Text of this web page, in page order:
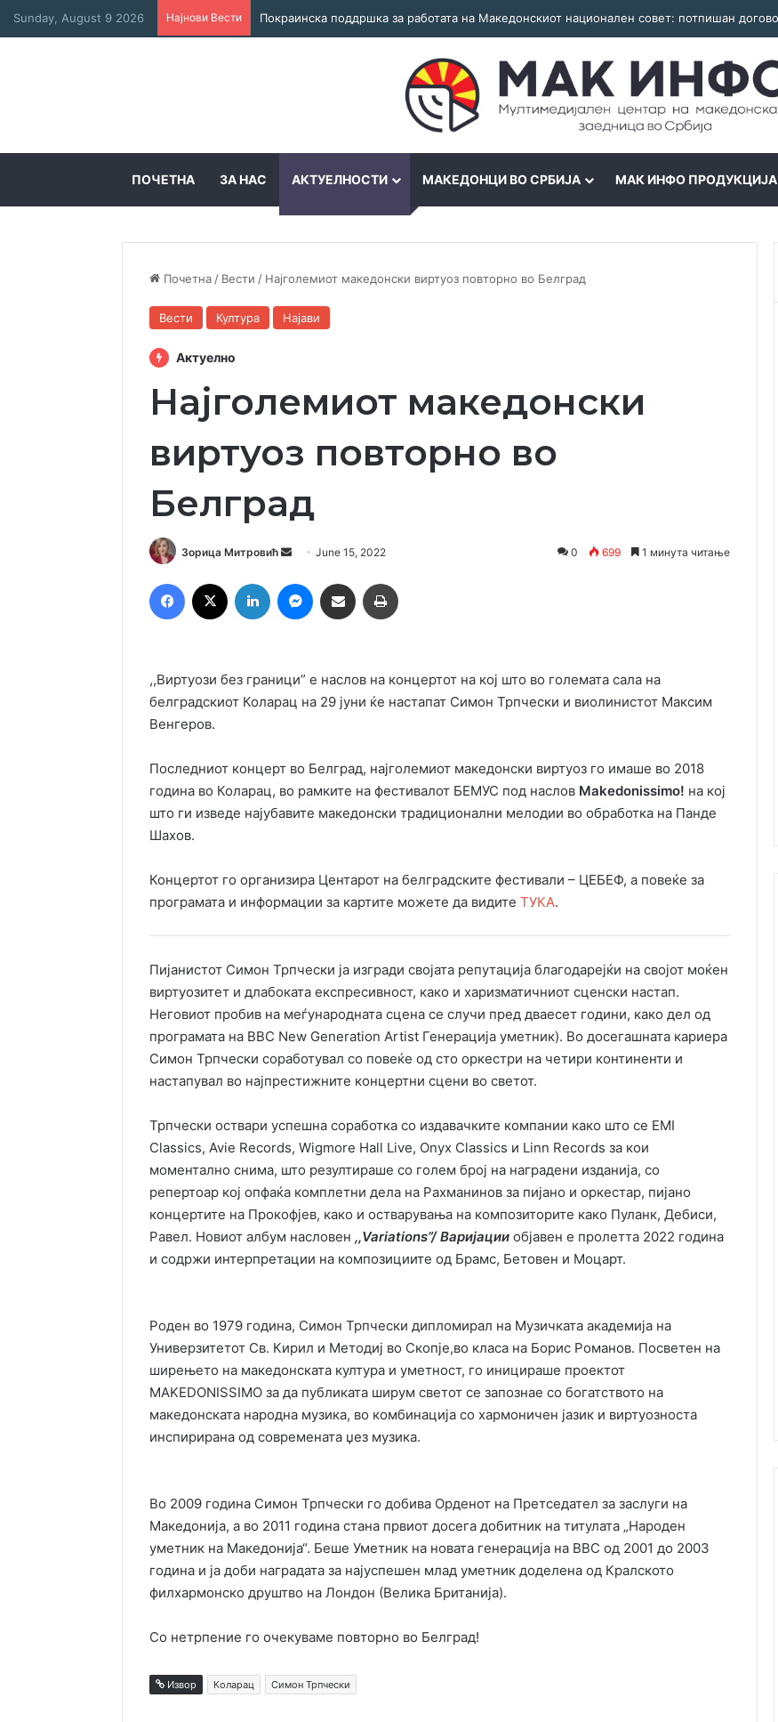
Sunday, August 9 2026 Најнови Вести
ПОЧЕТНА ЗА НАС АКТУЕЛНОСТИ МАКЕДОНЦИ ВО СРБИЈА МАК ИНФО ПРОДУКЦИЈА
Почетна / Вести / Најголемиот македонски виртуоз повторно во Белград
Вести Култура Најави
Актуелно
Најголемиот македонски
виртуоз повторно во
Белград
Зорица Митровић
Send
email
June 15, 2022 0 699 1 минута читање
Facebook LinkedIn MessengerСподели преку Емаил
,,Виртуози без граници” е наслов на концертот на кој што во големата сала на
белградскиот Коларац на 29 јуни ќе настапат Симон Трпчески и виолинистот Максим
Венгеров.
Последниот концерт во Белград, најголемиот македонски виртуоз го имаше во 2018
година во Коларац, во рамките на фестивалот БЕМУС под наслов Makedonissimo! на кој
што ги изведе најубавите македонски традиционални мелодии во обработка на Панде
Шахов.
Концертот го организира Центарот на белградските фестивали – ЦЕБЕФ, а повеќе за
програмата и информации за картите можете да видите ТУКА.
Пијанистот Симон Трпчески ја изгради својата репутација благодарејќи на својот моќен
виртуозитет и длабоката експресивност, како и харизматичниот сценски настап.
Неговиот пробив на меѓународната сцена се случи пред дваесет години, како дел од
програмата на BBC New Generation Artist Генерација уметник). Во досегашната кариера
Симон Трпчески соработувал со повеќе од сто оркестри на четири континенти и
настапувал во најпрестижните концертни сцени во светот.
Трпчески оствари успешна соработка со издавачките компании како што се EMI ​​
Classics, Avie Records, Wigmore Hall Live, Onyx Classics и Linn Records за кои
моментално снима, што резултираше со голем број на наградени изданија, со
репертоар кој опфаќа комплетни дела на Рахманинов за пијано и оркестар, пијано
концертите на Прокофјев, како и остварувања на композиторите како Пуланк, Дебиси,
Равел. Новиот албум насловен ,,Variations”/ Варијации објавен е пролетта 2022 година
и содржи интерпретации на композициите од Брамс, Бетовен и Моцарт.
Роден во 1979 година, Симон Трпчески дипломирал на Музичката академија на
Универзитетот Св. Кирил и Методиј во Скопје,во класа на Борис Романов. Посветен на
ширењето на македонската култура и уметност, го иницираше проектот
MAKEDONISSIMO за да публиката ширум светот се запознае со богатството на
македонската народна музика, во комбинација со хармоничен јазик и виртуозноста
инспирирана од современата џез музика.
Во 2009 година Симон Трпчески го добива Орденот на Претседател за заслуги на
Македонија, а во 2011 година стана првиот досега добитник на титулата „Народен
уметник на Македонија“. Беше Уметник на новата генерација на BBC од 2001 до 2003
година и ја доби наградата за најуспешен млад уметник доделена од Кралското
филхармонско друштво на Лондон (Велика Британија).
Со нетрпение го очекуваме повторно во Белград!
Извор Коларац Симон Трпчески